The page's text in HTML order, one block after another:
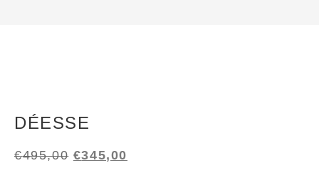
DÉESSE
€495,00 €345,00